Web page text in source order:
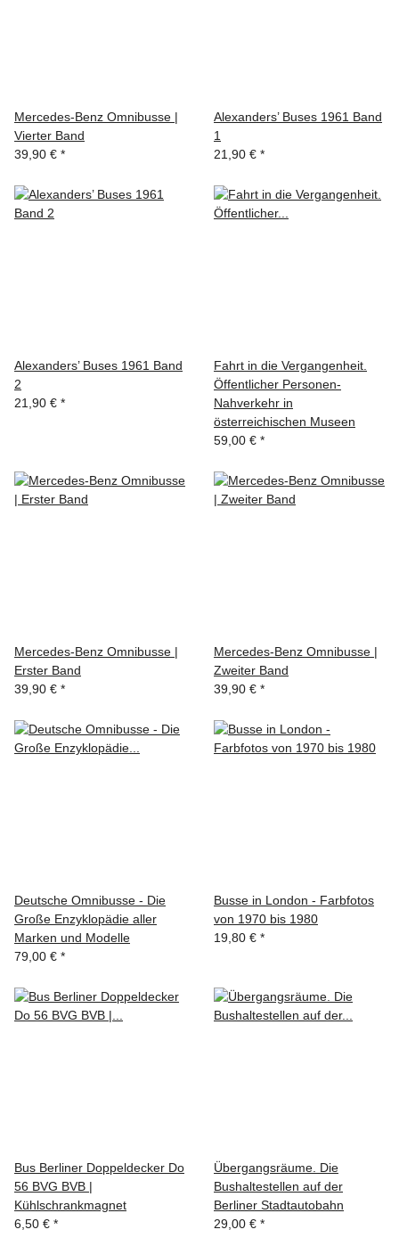
Mercedes-Benz Omnibusse |
Vierter Band
39,90 € *
Alexanders’ Buses 1961 Band
1
21,90 € *
Alexanders’ Buses 1961 Band
2
21,90 € *
Fahrt in die Vergangenheit.
Öffentlicher Personen-
Nahverkehr in
österreichischen Museen
59,00 € *
Mercedes-Benz Omnibusse |
Erster Band
39,90 € *
Mercedes-Benz Omnibusse |
Zweiter Band
39,90 € *
Deutsche Omnibusse - Die
Große Enzyklopädie aller
Marken und Modelle
79,00 € *
Busse in London - Farbfotos
von 1970 bis 1980
19,80 € *
Bus Berliner Doppeldecker Do
56 BVG BVB |
Kühlschrankmagnet
6,50 € *
Übergangsräume. Die
Bushaltestellen auf der
Berliner Stadtautobahn
29,00 € *